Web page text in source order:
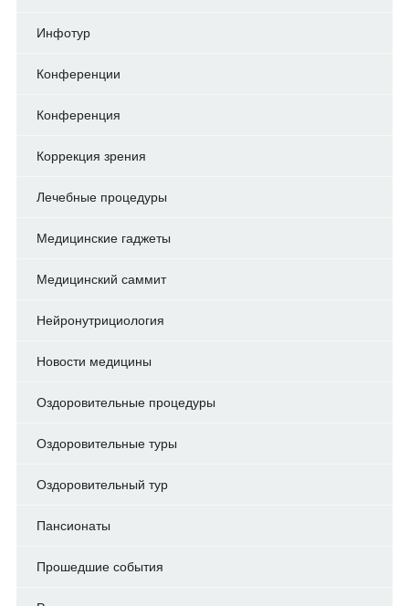
Инфотур
Конференции
Конференция
Коррекция зрения
Лечебные процедуры
Медицинские гаджеты
Медицинский саммит
Нейронутрициология
Новости медицины
Оздоровительные процедуры
Оздоровительные туры
Оздоровительный тур
Пансионаты
Прошедшие события